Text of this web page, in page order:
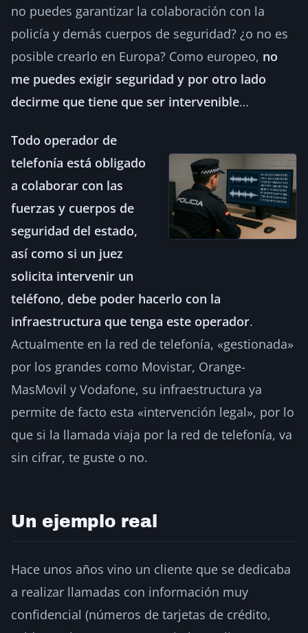
no puedes garantizar la colaboración con la
policía y demás cuerpos de seguridad? ¿o no es
posible crearlo en Europa? Como europeo, no
me puedes exigir seguridad y por otro lado
decirme que tiene que ser intervenible…
Todo operador de
telefonía está obligado
a colaborar con las
fuerzas y cuerpos de
seguridad del estado,
así como si un juez
solicita intervenir un
teléfono, debe poder hacerlo con la
infraestructura que tenga este operador.
Actualmente en la red de telefonía, «gestionada»
por los grandes como Movistar, Orange-
MasMovil y Vodafone, su infraestructura ya
permite de facto esta «intervención legal», por lo
que si la llamada viaja por la red de telefonía, va
sin cifrar, te guste o no.
Un ejemplo real
Hace unos años vino un cliente que se dedicaba
a realizar llamadas con información muy
confidencial (números de tarjetas de crédito,